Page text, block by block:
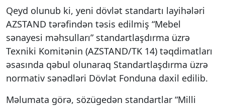
Qeyd olunub ki, yeni dövlət standartı layihələri
AZSTAND tərəfindən təsis edilmiş “Mebel
sənayesi məhsulları” standartlaşdırma üzrə
Texniki Komitənin (AZSTAND/TK 14) təqdimatları
əsasında qəbul olunaraq Standartlaşdırma üzrə
normativ sənədləri Dövlət Fonduna daxil edilib.
Məlumata görə, sözügedən standartlar “Milli